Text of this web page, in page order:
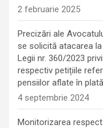
2 februarie 2025
Precizări ale
se solicită atacarea
Legii nr. 360/2023
respectiv petițiile
pensiilor aflate în plată
4 septembrie 2024
Monitorizarea